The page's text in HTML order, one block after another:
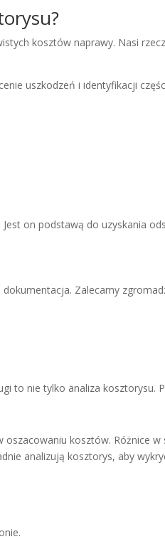
kosztów naprawy. Nasi
uszkodzeń i identyfikacji
on podstawą do uzyskania
Zalecamy
to nie tylko analiza
oszacowaniu kosztów. Różnice
analizują kosztorys, aby